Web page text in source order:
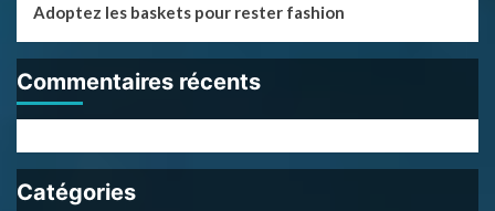
Adoptez les baskets pour rester fashion
Commentaires récents
Catégories